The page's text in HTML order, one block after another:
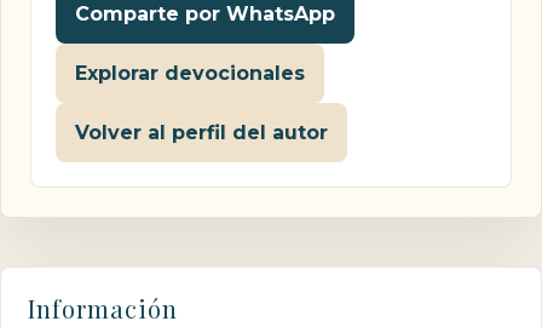
Comparte por WhatsApp
Explorar devocionales
Volver al perfil del autor
Información